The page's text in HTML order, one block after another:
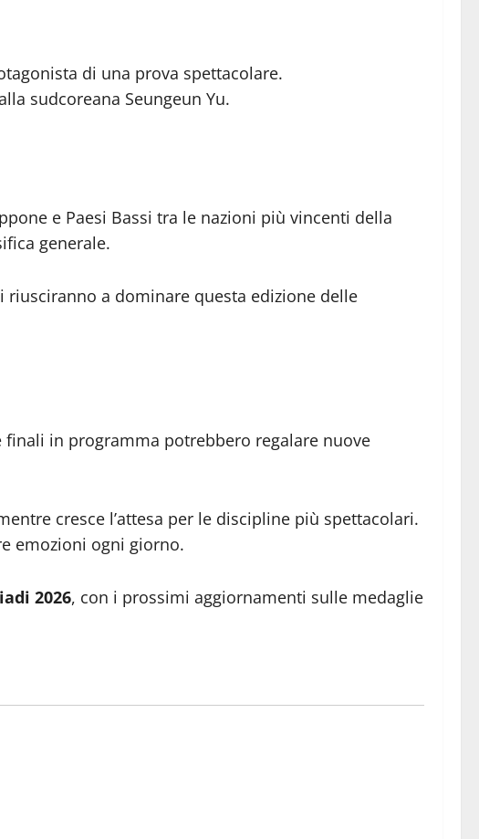
di una prova spettacolare.
sudcoreana Seungeun Yu.
e Paesi Bassi tra le nazioni più vincenti della
generale.
a dominare questa edizione delle
in programma potrebbero regalare nuove
cresce l’attesa per le discipline più spettacolari.
emozioni ogni giorno.
2026, con i prossimi aggiornamenti sulle medaglie